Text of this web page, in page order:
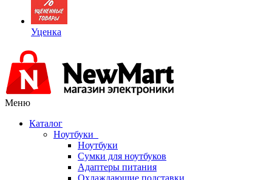
Уценка
Меню
Каталог
Ноутбуки
Ноутбуки
Сумки для ноутбуков
Адаптеры питания
Охлаждающие подставки